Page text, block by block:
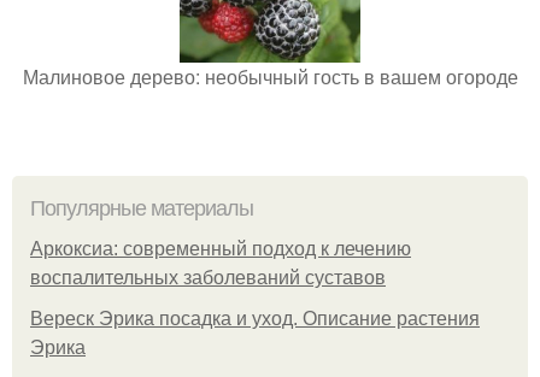
Малиновое дерево: необычный гость в вашем огороде
Популярные материалы
Аркоксиа: современный подход к лечению
воспалительных заболеваний суставов
Вереск Эрика посадка и уход. Описание растения
Эрика